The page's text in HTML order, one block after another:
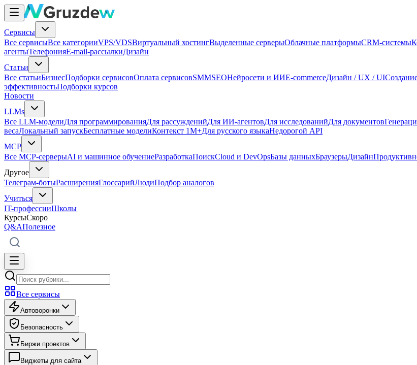
Сервисы
Все сервисыВсе категорииVPS/VDSВиртуальный хостингВыделенные серверыОблачные платформыCRM-системы
агентыТелефонияE-mail-рассылкиДизайн
Статьи
Все статьиБизнесПодборки сервисовОплата сервисовSMMSEOНейросети и ИИE-commerceДизайн / UX / UI
эффективностьПодборки курсов
Новости
LLMs
Все LLM-моделиДля программированияДля рассужденийДля ИИ-агентовДля исследованийДля документов
весаЛокальный запускБесплатные моделиКонтекст 1M+Для русского языкаНедорогой API
MCP
Все MCP-серверыAI и машинное обучениеРазработкаПоискCloud и DevOpsБазы данныхБраузерыДизайн
Другое
Телеграм-ботыРасширенияГлоссарийЛюдиПодбор аналогов
Учиться
IT-профессииШколы
КурсыСкоро
Q&AПолезное
Все сервисы
Автоворонки
Безопасность
Биржи проектов
Виджеты для сайта